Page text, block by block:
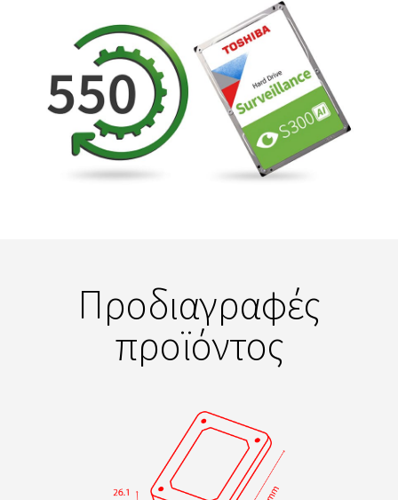
Προδιαγραφές
προϊόντος